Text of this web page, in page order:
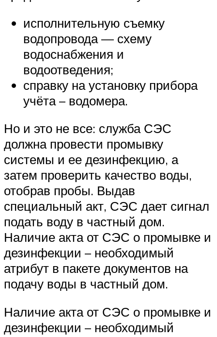
исполнительную съемку
водопровода — схему
водоснабжения и
водоотведения;
справку на установку прибора
учёта – водомера.
Но и это не все: служба СЭС
должна провести промывку
системы и ее дезинфекцию, а
затем проверить качество воды,
отобрав пробы. Выдав
специальный акт, СЭС дает сигнал
подать воду в частный дом.
Наличие акта от СЭС о промывке и
дезинфекции – необходимый
атрибут в пакете документов на
подачу воды в частный дом.
Наличие акта от СЭС о промывке и
дезинфекции – необходимый